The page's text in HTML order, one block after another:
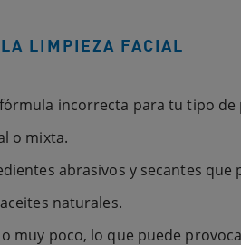
LIMPIEZA FACIAL
incorrecta para tu tipo de
o mixta.
abrasivos y secantes que
naturales.
muy poco, lo que puede